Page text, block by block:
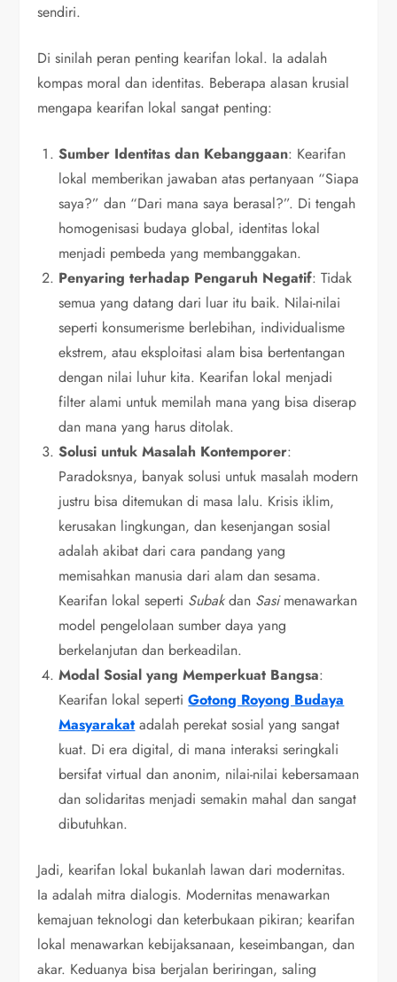
sendiri.
Di sinilah peran penting kearifan lokal. Ia adalah
kompas moral dan identitas. Beberapa alasan krusial
mengapa kearifan lokal sangat penting:
Sumber Identitas dan Kebanggaan: Kearifan
lokal memberikan jawaban atas pertanyaan “Siapa
saya?” dan “Dari mana saya berasal?”. Di tengah
homogenisasi budaya global, identitas lokal
menjadi pembeda yang membanggakan.
Penyaring terhadap Pengaruh Negatif: Tidak
semua yang datang dari luar itu baik. Nilai-nilai
seperti konsumerisme berlebihan, individualisme
ekstrem, atau eksploitasi alam bisa bertentangan
dengan nilai luhur kita. Kearifan lokal menjadi
filter alami untuk memilah mana yang bisa diserap
dan mana yang harus ditolak.
Solusi untuk Masalah Kontemporer:
Paradoksnya, banyak solusi untuk masalah modern
justru bisa ditemukan di masa lalu. Krisis iklim,
kerusakan lingkungan, dan kesenjangan sosial
adalah akibat dari cara pandang yang
memisahkan manusia dari alam dan sesama.
Kearifan lokal seperti Subakdan Sasimenawarkan
model pengelolaan sumber daya yang
berkelanjutan dan berkeadilan.
Modal Sosial yang Memperkuat Bangsa:
Kearifan lokal sepertiGotong Royong Budaya
Masyarakat adalah perekat sosial yang sangat
kuat. Di era digital, di mana interaksi seringkali
bersifat virtual dan anonim, nilai-nilai kebersamaan
dan solidaritas menjadi semakin mahal dan sangat
dibutuhkan.
Jadi, kearifan lokal bukanlah lawan dari modernitas.
Ia adalah mitra dialogis. Modernitas menawarkan
kemajuan teknologi dan keterbukaan pikiran; kearifan
lokal menawarkan kebijaksanaan, keseimbangan, dan
akar. Keduanya bisa berjalan beriringan, saling